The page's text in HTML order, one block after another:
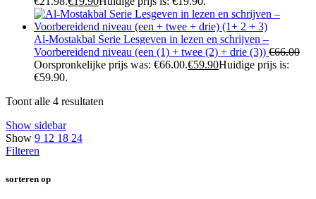
Al-Mostakbal Serie Lesgeven in lezen en schrijven –
Voorbereidend niveau (een (1) + twee (2) + drie (3)) €66.00
Oorspronkelijke prijs was: €66.00.€59.90Huidige prijs is:
€59.90.
Toont alle 4 resultaten
Show sidebar
Show 9 12 18 24
Filteren
sorteren op